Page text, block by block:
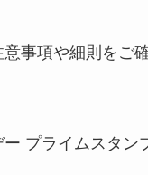
事項や細則をご
プライムスタン